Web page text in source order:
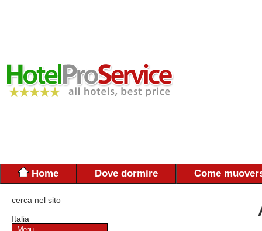
Home Dove dormire Come
cerca nel sito
Italia